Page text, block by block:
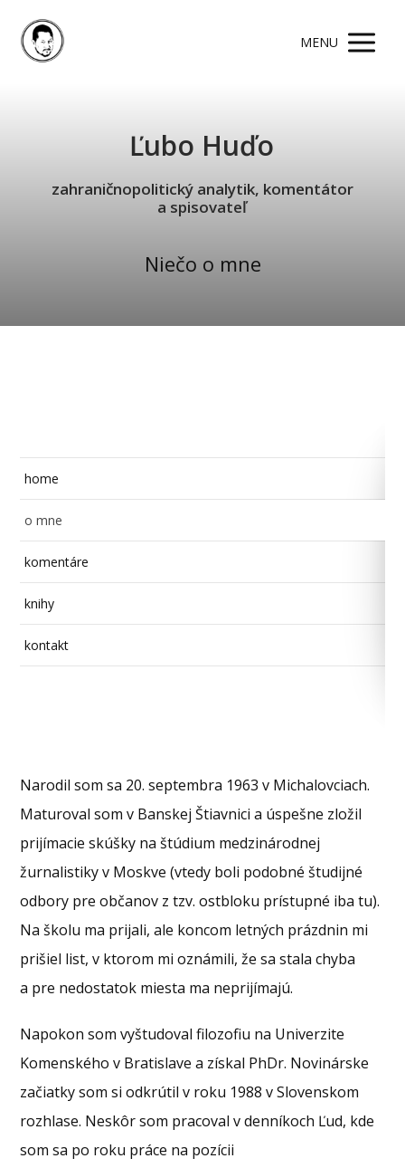
MENU
Ľubo Huďo
zahraničnopolitický analytik, komentátor
a spisovateľ
Niečo o mne
home
o mne
komentáre
knihy
kontakt
Narodil som sa 20. septembra 1963 v Michalovciach.
Maturoval som v Banskej Štiavnici a úspešne zložil
prijímacie skúšky na štúdium medzinárodnej
žurnalistiky v Moskve (vtedy boli podobné študijné
odbory pre občanov z tzv. ostbloku prístupné iba tu).
Na školu ma prijali, ale koncom letných prázdnin mi
prišiel list, v ktorom mi oznámili, že sa stala chyba
a pre nedostatok miesta ma neprijímajú.
Napokon som vyštudoval filozofiu na Univerzite
Komenského v Bratislave a získal PhDr. Novinárske
začiatky som si odkrútil v roku 1988 v Slovenskom
rozhlase. Neskôr som pracoval v denníkoch Ľud, kde
som sa po roku práce na pozícii